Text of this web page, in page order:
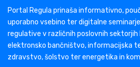
Portal Regula prinaša informativno,
uporabno vsebino ter digitalne
regulative v različnih poslovnih sektorjih
elektronsko bančništvo, informacijska
zdravstvo, šolstvo ter energetika in